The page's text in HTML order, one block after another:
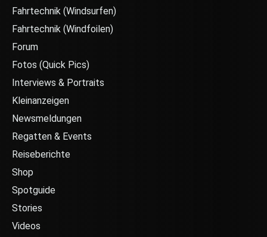
Fahrtechnik (Windsurfen)
Fahrtechnik (Windfoilen)
Forum
Fotos (Quick Pics)
Interviews & Portraits
Kleinanzeigen
Newsmeldungen
Regatten & Events
Reiseberichte
Shop
Spotguide
Stories
Videos